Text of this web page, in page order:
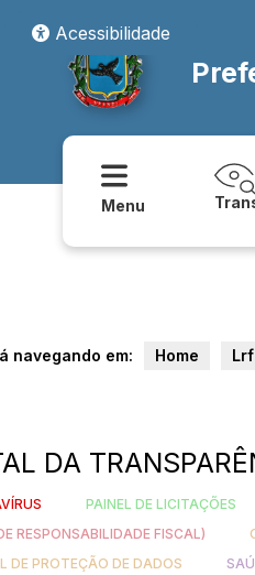
Acessibilidade
Menu
navegando em: Home
DA
PAINEL DE LICITAÇÕES
RESPONSABILIDADE FISCAL)
DE PROTEÇÃO DE DADOS